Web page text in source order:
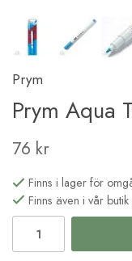
Prym
Prym Aqua
76 kr
Finns i lager för
Finns även i vår